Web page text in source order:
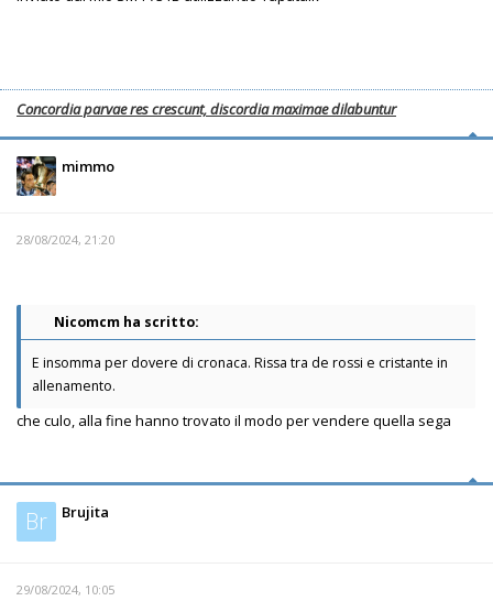
Concordia parvae res crescunt, discordia maximae dilabuntur
mimmo
28/08/2024, 21:20
Nicomcm ha scritto:
E insomma per dovere di cronaca. Rissa tra de rossi e cristante in
allenamento.
che culo, alla fine hanno trovato il modo per vendere quella sega
Br Brujita
29/08/2024, 10:05